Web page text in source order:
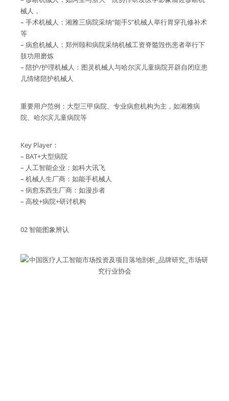
械人，
– 手术机械人：湘雅三病院采纳“能手S”机械人举行胃穿孔修补术
等
– 病愈机械人：郑州颐和病院采纳机械工资脊髓毁伤患者举行下
肢功用磨炼
– 陪护/护理机械人：图灵机械人与哈尔滨儿童病院开辟自闭症患
儿情绪陪护机械人
重要用户范例：大型三甲病院、专业病愈机构为主，如湘雅病
院、哈尔滨儿童病院等
Key Player：
– BAT+大型病院
– 人工智能企业：如科大讯飞
– 机械人生厂商：如能手机械人
– 病愈东西生厂商：如漫步者
– 高校+病院+研讨机构
02 智能图象辨认